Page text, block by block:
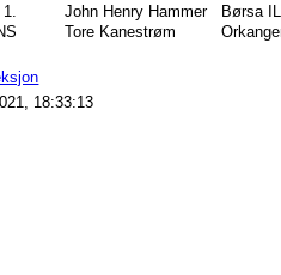
1.
John Henry Hammer
Børsa IL
Tore Kanestrøm
18:33:13